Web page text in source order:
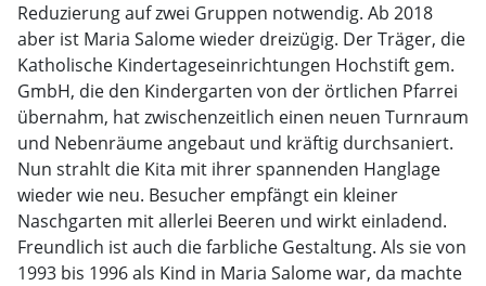
Reduzierung auf zwei Gruppen notwendig. Ab 2018
aber ist Maria Salome wieder dreizügig. Der Träger, die
Katholische Kindertageseinrichtungen Hochstift gem.
GmbH, die den Kindergarten von der örtlichen Pfarrei
übernahm, hat zwischenzeitlich einen neuen Turnraum
und Nebenräume angebaut und kräftig durchsaniert.
Nun strahlt die Kita mit ihrer spannenden Hanglage
wieder wie neu. Besucher empfängt ein kleiner
Naschgarten mit allerlei Beeren und wirkt einladend.
Freundlich ist auch die farbliche Gestaltung. Als sie von
1993 bis 1996 als Kind in Maria Salome war, da machte